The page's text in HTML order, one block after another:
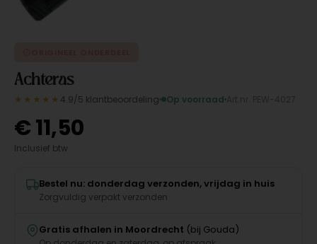
Achteras
★★★★★ 4.9/5 klantbeoordeling Op voorraad
€11,50
Inclusief btw
Bestel nu: donderdag verzonden, vrijdag in huis
Zorgvuldig verpakt verzonden
Gratis afhalen in Moordrecht (bij Gouda)